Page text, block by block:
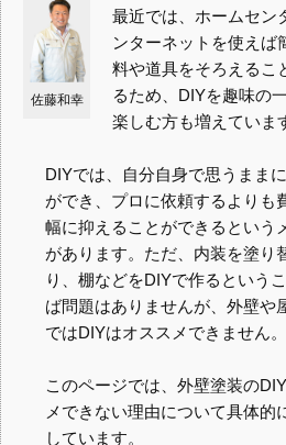
佐藤和幸
最近では、ホームセン
ンターネットを使えば
料や道具をそろえるこ
るため、DIYを趣味の
楽しむ方も増えていま
DIYでは、自分自身で思うまま
ができ、プロに依頼するよりも
幅に抑えることができるという
があります。ただ、内装を塗り
り、棚などをDIYで作るという
ば問題はありませんが、外壁や
ではDIYはオススメできません。
このページでは、外壁塗装の
メできない理由について具体的
しています。